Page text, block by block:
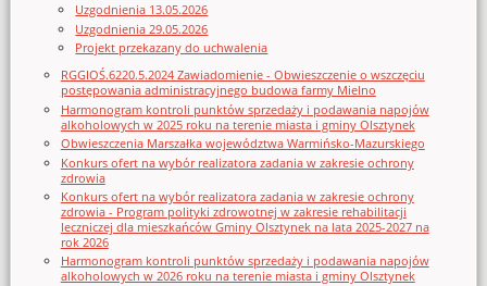
Uzgodnienia 13.05.2026
Uzgodnienia 29.05.2026
Projekt przekazany do uchwalenia
RGGIOŚ.6220.5.2024 Zawiadomienie - Obwieszczenie o wszczęciu
postępowania administracyjnego budowa farmy Mielno
Harmonogram kontroli punktów sprzedaży i podawania napojów
alkoholowych w 2025 roku na terenie miasta i gminy Olsztynek
Obwieszczenia Marszałka województwa Warmińsko-Mazurskiego
Konkurs ofert na wybór realizatora zadania w zakresie ochrony
zdrowia
Konkurs ofert na wybór realizatora zadania w zakresie ochrony
zdrowia - Program polityki zdrowotnej w zakresie rehabilitacji
leczniczej dla mieszkańców Gminy Olsztynek na lata 2025-2027 na
rok 2026
Harmonogram kontroli punktów sprzedaży i podawania napojów
alkoholowych w 2026 roku na terenie miasta i gminy Olsztynek